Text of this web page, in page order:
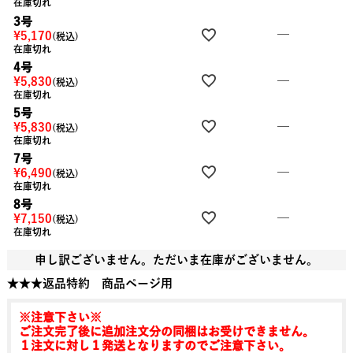
在庫切れ
3号
¥5,170 税込
在庫切れ
—
4号
¥5,830 税込
在庫切れ
—
5号
¥5,830 税込
在庫切れ
—
7号
¥6,490 税込
在庫切れ
—
8号
¥7,150 税込
在庫切れ
—
申し訳ございません。ただいま在庫がございません。
★★★返品特約 商品ページ用
※注意下さい※
ご注文完了後に追加注文分の同梱はお受けできません。
１注文に対し１発送となりますのでご注意下さい。